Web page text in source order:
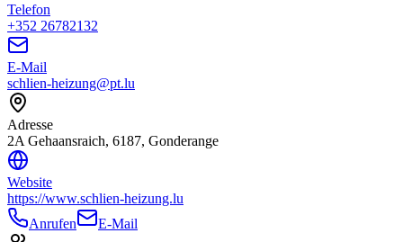
Telefon
+352 26782132
E-Mail
schlien-heizung@pt.lu
Adresse
2A Gehaansraich, 6187, Gonderange
Website
https://www.schlien-heizung.lu
Anrufen
E-Mail